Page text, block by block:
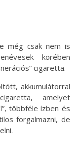
még csak nem is
körében
cigaretta.
akkumulátorral
amelyet
többféle ízben és
forgalmazni, de